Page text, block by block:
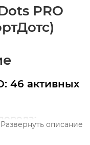
PRO
46 активных
Развернуть описание